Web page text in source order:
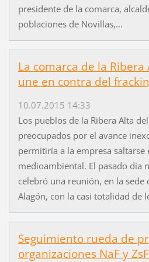
presidente de la comarca,
poblaciones de Novillas,...
La comarca de la Ribera
une en contra del
10.07.2015 14:33
Los pueblos de la Ribera Alta
preocupados por el avance
permitiría a la empresa saltarse
medioambiental. El pasado día
celebró una reunión, en la sede
Alagón, con la casi totalidad de
Seguimiento rueda de
organizaciones NaF y ZsF